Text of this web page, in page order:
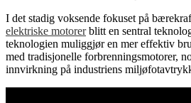
I det stadig voksende fokuset på
elektriske motorerblitt en sentral
teknologien muliggjør en mer effektiv
med tradisjonelle forbrenningsmotorer,
innvirkning på industriens